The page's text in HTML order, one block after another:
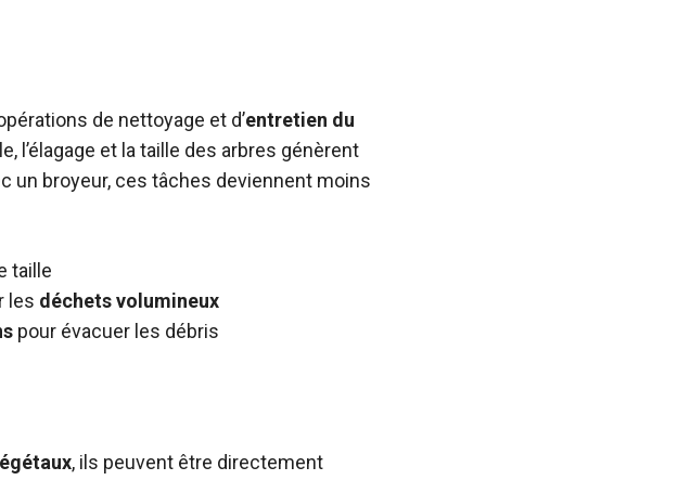
de nettoyage et d’entretien du
l’élagage et la taille des arbres génèrent
un broyeur, ces tâches deviennent moins
taille
les déchets volumineux
pour évacuer les débris
, ils peuvent être directement